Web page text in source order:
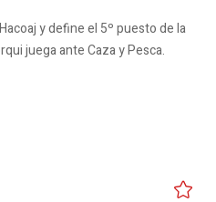
y define el 5º puesto de la
juega ante Caza y Pesca.